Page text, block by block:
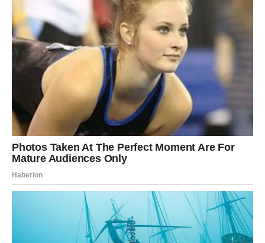
JARAC
Vaš trud konačno dobija smisao
Jarčevi su među najvećim dobitnicima ovog dana. 10.
konkretnu nagradu za sve ono što ste
strpljivo gradili. Vrata karijere, autoriteta i stabilnosti se